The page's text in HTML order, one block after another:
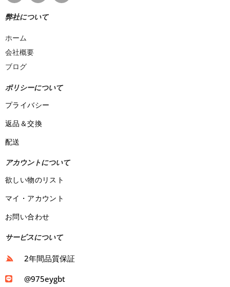
弊社について
ホーム
会社概要
ブログ
ポリシーについて
プライバシー
返品＆交換
配送
アカウントについて
欲しい物のリスト
マイ・アカウント
お問い合わせ
サービスについて
2年間品質保証
@975eygbt